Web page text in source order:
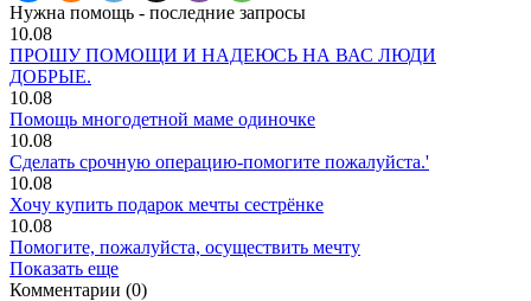
Нужна помощь - последние запросы
10.08
ПРОШУ ПОМОЩИ И НАДЕЮСЬ НА ВАС ЛЮДИ
ДОБРЫЕ.
10.08
Помощь многодетной маме одиночке
10.08
Сделать срочную операцию-помогите пожалуйста.'
10.08
Хочу купить подарок мечты сестрёнке
10.08
Помогите, пожалуйста, осуществить мечту
Показать еще
Комментарии (0)